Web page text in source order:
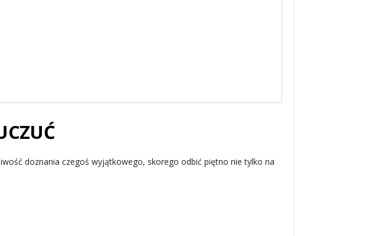
doznania czegoś wyjątkowego, skorego odbić piętno nie tylko na